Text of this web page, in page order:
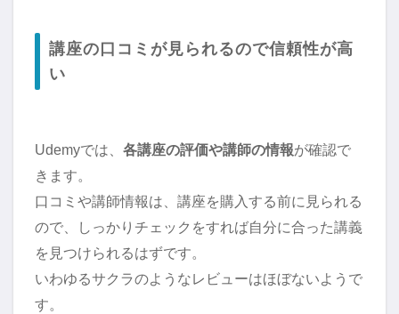
講座の口コミが見られるので信頼性が高
い
Udemyでは、 各講座の評価や講師の情報が確認で
きます。
口コミや講師情報は、講座を購入する前に見られる
ので、しっかりチェックをすれば自分に合った講義
を見つけられるはずです。
いわゆるサクラのようなレビューはほぼないようで
す。